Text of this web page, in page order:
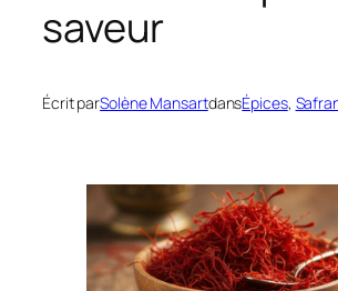
saveur
Écrit parSolène MansartdansÉpices,